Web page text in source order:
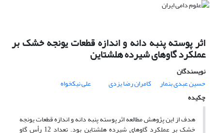
اثر پوسته پنبه دانه و اندازه قطعات یونجه خشک بر
عملکرد گاوهای شیرده هلشتاین
نویسندگان
حسین عبدی بنمار
کامران رضا یزدی
علی نیکخواه
چکیده
هدف از این پژوهش مطالعه اثر پوسته پنبه دانه و اندازه قطعات یونجه
خشک بر عملکرد گاوهای شیرده هلشتاین بود. تعداد 12 رأس گاو